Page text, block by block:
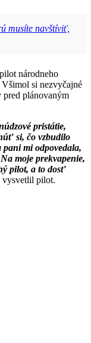
musíte navštíviť,
národneho
si nezvyčajné
pred plánovaným
pristátie,
si, čo vzbudilo
pani mi odpovedala,
moje prekvapenie,
pilot, a to dosť
vysvetlil pilot.